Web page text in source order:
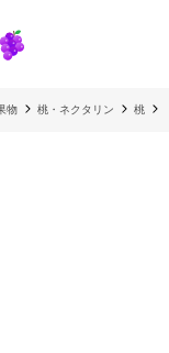
物 桃・ネクタリン 桃